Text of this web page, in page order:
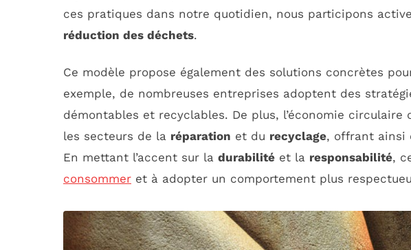
ces pratiques dans notre quotidien, nous participons
réduction des déchets.
Ce modèle propose également des solutions concrètes
exemple, de nombreuses entreprises adoptent des
démontables et recyclables. De plus, l’économie
les secteurs de la réparation et du recyclage, offrant ainsi
En mettant l’accent sur la durabilité et la responsabilité,
consommer et à adopter un comportement plus